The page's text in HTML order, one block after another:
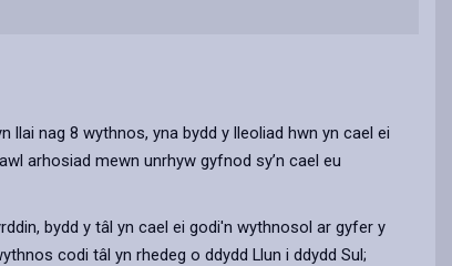
nag 8 wythnos, yna bydd y lleoliad hwn yn cael ei
arhosiad mewn unrhyw gyfnod sy’n cael eu
bydd y tâl yn cael ei godi'n wythnosol ar gyfer y
codi tâl yn rhedeg o ddydd Llun i ddydd Sul;